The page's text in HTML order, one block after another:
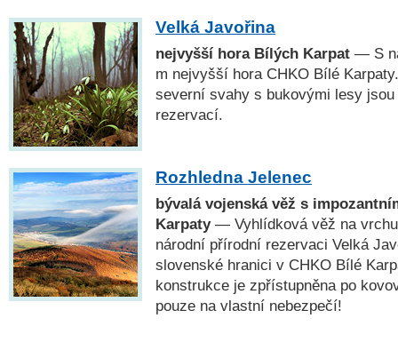
Velká Javořina
nejvyšší hora Bílých Karpat — S
m nejvyšší hora CHKO Bílé
severní svahy s bukovými lesy
rezervací.
Rozhledna Jelenec
bývalá vojenská věž s
Karpaty— Vyhlídková věž na
národní přírodní rezervaci Velká
slovenské hranici v CHKO Bílé
konstrukce je zpřístupněna po
pouze na vlastní nebezpečí!